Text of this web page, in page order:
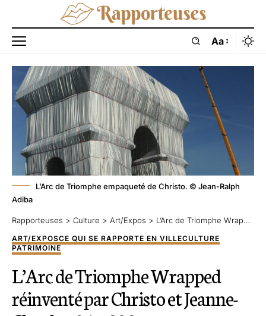
Aa
L’Arc de Triomphe empaqueté de Christo. © Jean-Ralph
Adiba
Rapporteuses > Culture > Art/Expos > L’Arc de Triomphe Wrapped réinventé par Christo et Jeanne-Claude 1961-2021
ART/EXPOSCE QUI SE RAPPORTE EN VILLECULTURE
PATRIMOINE
L’Arc de Triomphe Wrapped
réinventé par Christo et Jeanne-